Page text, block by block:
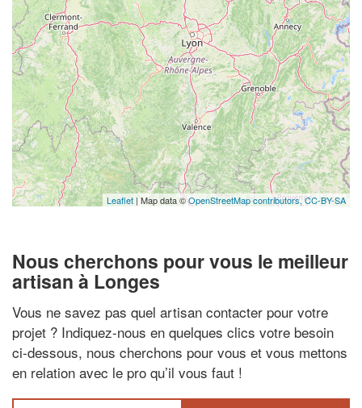
Leaflet | Map data ©OpenStreetMap contributors,CC-BY-SA
Nous cherchons pour vous le meilleur
artisan à Longes
Vous ne savez pas quel artisan contacter pour votre
projet ? Indiquez-nous en quelques clics votre besoin
ci-dessous, nous cherchons pour vous et vous mettons
en relation avec le pro qu’il vous faut !